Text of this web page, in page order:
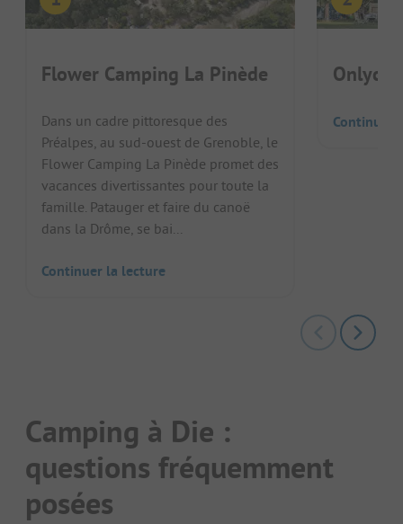
Flower Camping La Pinède
Dans un cadre pittoresque des
Préalpes, au sud-ouest de Grenoble, le
Flower Camping La Pinède promet des
vacances divertissantes pour toute la
famille. Patauger et faire du canoë
dans la Drôme, se bai...
Continuer la lecture
Continuer
Camping à Die :
questions fréquemment
posées